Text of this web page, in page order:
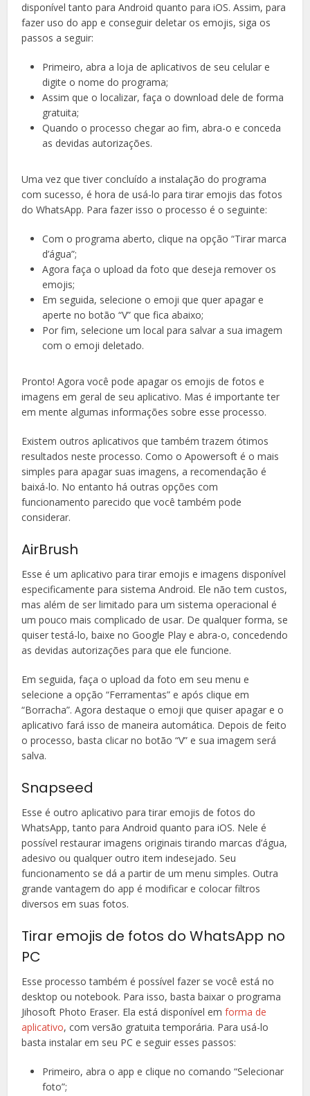
disponível tanto para Android quanto para iOS. Assim, para
fazer uso do app e conseguir deletar os emojis, siga os
passos a seguir:
Primeiro, abra a loja de aplicativos de seu celular e
digite o nome do programa;
Assim que o localizar, faça o download dele de forma
gratuita;
Quando o processo chegar ao fim, abra-o e conceda
as devidas autorizações.
Uma vez que tiver concluído a instalação do programa
com sucesso, é hora de usá-lo para tirar emojis das fotos
do WhatsApp. Para fazer isso o processo é o seguinte:
Com o programa aberto, clique na opção “Tirar marca
d’água”;
Agora faça o upload da foto que deseja remover os
emojis;
Em seguida, selecione o emoji que quer apagar e
aperte no botão “V” que fica abaixo;
Por fim, selecione um local para salvar a sua imagem
com o emoji deletado.
Pronto! Agora você pode apagar os emojis de fotos e
imagens em geral de seu aplicativo. Mas é importante ter
em mente algumas informações sobre esse processo.
Existem outros aplicativos que também trazem ótimos
resultados neste processo. Como o Apowersoft é o mais
simples para apagar suas imagens, a recomendação é
baixá-lo. No entanto há outras opções com
funcionamento parecido que você também pode
considerar.
AirBrush
Esse é um aplicativo para tirar emojis e imagens disponível
especificamente para sistema Android. Ele não tem custos,
mas além de ser limitado para um sistema operacional é
um pouco mais complicado de usar. De qualquer forma, se
quiser testá-lo, baixe no Google Play e abra-o, concedendo
as devidas autorizações para que ele funcione.
Em seguida, faça o upload da foto em seu menu e
selecione a opção “Ferramentas” e após clique em
“Borracha”. Agora destaque o emoji que quiser apagar e o
aplicativo fará isso de maneira automática. Depois de feito
o processo, basta clicar no botão “V” e sua imagem será
salva.
Snapseed
Esse é outro aplicativo para tirar emojis de fotos do
WhatsApp, tanto para Android quanto para iOS. Nele é
possível restaurar imagens originais tirando marcas d’água,
adesivo ou qualquer outro item indesejado. Seu
funcionamento se dá a partir de um menu simples. Outra
grande vantagem do app é modificar e colocar filtros
diversos em suas fotos.
Tirar emojis de fotos do WhatsApp no
PC
Esse processo também é possível fazer se você está no
desktop ou notebook. Para isso, basta baixar o programa
Jihosoft Photo Eraser. Ela está disponível emforma de
aplicativo, com versão gratuita temporária. Para usá-lo
basta instalar em seu PC e seguir esses passos:
Primeiro, abra o app e clique no comando “Selecionar
foto”;